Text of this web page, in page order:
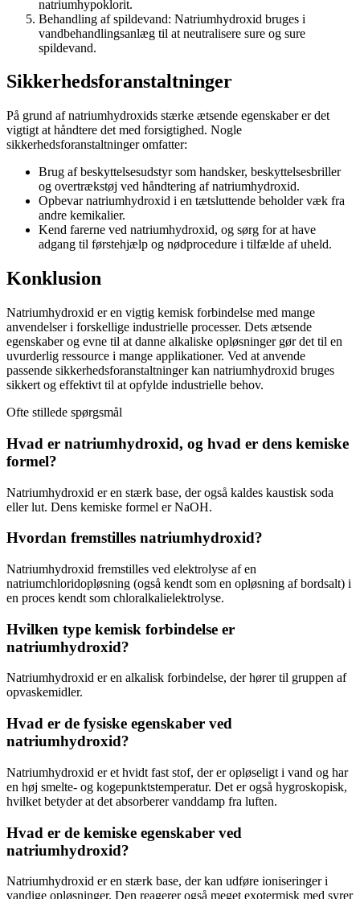
natriumhypoklorit.
Behandling af spildevand: Natriumhydroxid bruges i
vandbehandlingsanlæg til at neutralisere sure og sure
spildevand.
Sikkerhedsforanstaltninger
På grund af natriumhydroxids stærke ætsende egenskaber er det
vigtigt at håndtere det med forsigtighed. Nogle
sikkerhedsforanstaltninger omfatter:
Brug af beskyttelsesudstyr som handsker, beskyttelsesbriller
og overtrækstøj ved håndtering af natriumhydroxid.
Opbevar natriumhydroxid i en tætsluttende beholder væk fra
andre kemikalier.
Kend farerne ved natriumhydroxid, og sørg for at have
adgang til førstehjælp og nødprocedure i tilfælde af uheld.
Konklusion
Natriumhydroxid er en vigtig kemisk forbindelse med mange
anvendelser i forskellige industrielle processer. Dets ætsende
egenskaber og evne til at danne alkaliske opløsninger gør det til en
uvurderlig ressource i mange applikationer. Ved at anvende
passende sikkerhedsforanstaltninger kan natriumhydroxid bruges
sikkert og effektivt til at opfylde industrielle behov.
Ofte stillede spørgsmål
Hvad er natriumhydroxid, og hvad er dens kemiske
formel?
Natriumhydroxid er en stærk base, der også kaldes kaustisk soda
eller lut. Dens kemiske formel er NaOH.
Hvordan fremstilles natriumhydroxid?
Natriumhydroxid fremstilles ved elektrolyse af en
natriumchloridopløsning (også kendt som en opløsning af bordsalt) i
en proces kendt som chloralkalielektrolyse.
Hvilken type kemisk forbindelse er
natriumhydroxid?
Natriumhydroxid er en alkalisk forbindelse, der hører til gruppen af ​​
opvaskemidler.
Hvad er de fysiske egenskaber ved
natriumhydroxid?
Natriumhydroxid er et hvidt fast stof, der er opløseligt i vand og har
en høj smelte- og kogepunktstemperatur. Det er også hygroskopisk,
hvilket betyder at det absorberer vanddamp fra luften.
Hvad er de kemiske egenskaber ved
natriumhydroxid?
Natriumhydroxid er en stærk base, der kan udføre ioniseringer i
vandige opløsninger. Den reagerer også meget exotermisk med syrer